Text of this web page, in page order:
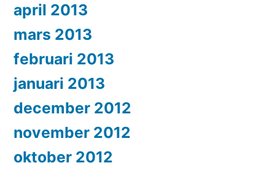
april 2013
mars 2013
februari 2013
januari 2013
december 2012
november 2012
oktober 2012